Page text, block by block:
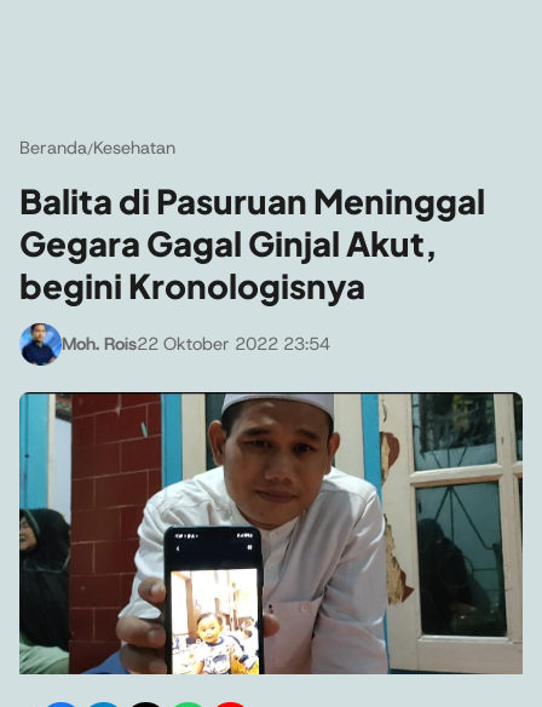
Beranda/Kesehatan
Balita di Pasuruan Meninggal
Gegara Gagal Ginjal Akut,
begini Kronologisnya
Moh. Rois22 Oktober 2022 23:54